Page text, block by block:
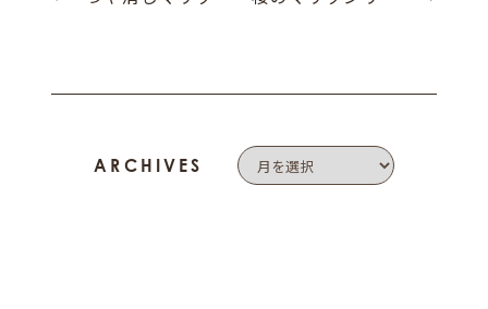
ARCHIVES